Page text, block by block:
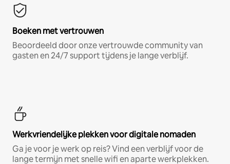
Boeken met vertrouwen
Beoordeeld door onze vertrouwde community van
gasten en 24/7 support tijdens je lange verblijf.
Werkvriendelijke plekken voor digitale nomaden
Ga je voor je werk op reis? Vind een verblijf voor de
lange termijn met snelle wifi en aparte werkplekken.